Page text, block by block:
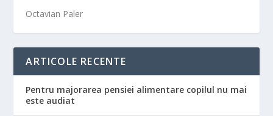
Octavian Paler
ARTICOLE RECENTE
Pentru majorarea pensiei alimentare copilul nu mai
este audiat